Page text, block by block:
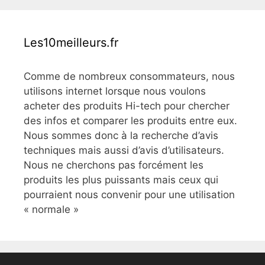
Les10meilleurs.fr
Comme de nombreux consommateurs, nous
utilisons internet lorsque nous voulons
acheter des produits Hi-tech pour chercher
des infos et comparer les produits entre eux.
Nous sommes donc à la recherche d’avis
techniques mais aussi d’avis d’utilisateurs.
Nous ne cherchons pas forcément les
produits les plus puissants mais ceux qui
pourraient nous convenir pour une utilisation
« normale »